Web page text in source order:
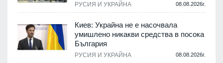
РУСИЯ И УКРАЙНА 08.08.2026г.
Киев: Украйна не е насочвала
умишлено никакви средства в посока
България
РУСИЯ И УКРАЙНА 08.08.2026г.